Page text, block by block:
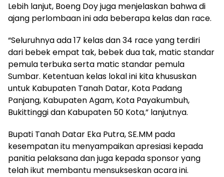
Lebih lanjut, Boeng Doy juga menjelaskan bahwa di
ajang perlombaan ini ada beberapa kelas dan race.
“Seluruhnya ada 17 kelas dan 34 race yang terdiri
dari bebek empat tak, bebek dua tak, matic standar
pemula terbuka serta matic standar pemula
Sumbar. Ketentuan kelas lokal ini kita khususkan
untuk Kabupaten Tanah Datar, Kota Padang
Panjang, Kabupaten Agam, Kota Payakumbuh,
Bukittinggi dan Kabupaten 50 Kota,” lanjutnya.
Bupati Tanah Datar Eka Putra, SE.MM pada
kesempatan itu menyampaikan apresiasi kepada
panitia pelaksana dan juga kepada sponsor yang
telah ikut membantu mensukseskan acara ini.